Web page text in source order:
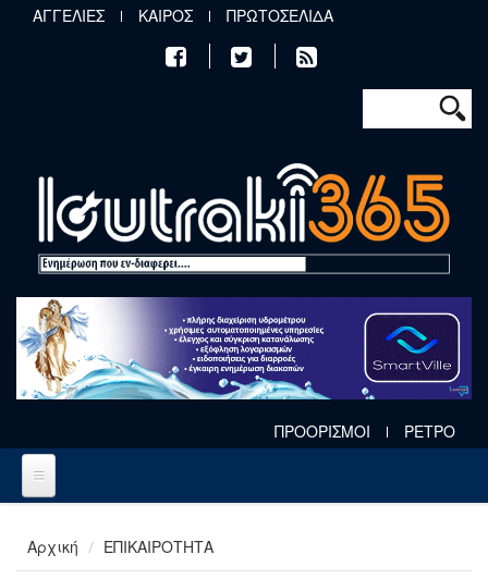
Παράκαμψη προς το κυρίως περιεχόμενο
ΑΓΓΕΛΙΕΣ ΚΑΙΡΟΣ ΠΡΩΤΟΣΕΛΙΔΑ
Φόρμα
Αναζήτηση
ΠΡΟΟΡΙΣΜΟΙ ΡΕΤΡΟ
Αρχική ΕΠΙΚΑΙΡΟΤΗΤΑ